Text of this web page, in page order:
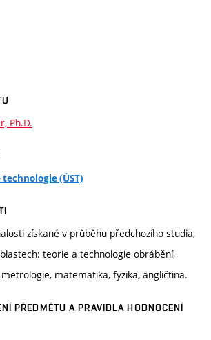
Ph.D.
(ÚST)
získané v průběhu předchozího studia,
teorie a technologie obrábění,
matematika, fyzika, angličtina.
PŘEDMĚTU A PRAVIDLA HODNOCENÍ